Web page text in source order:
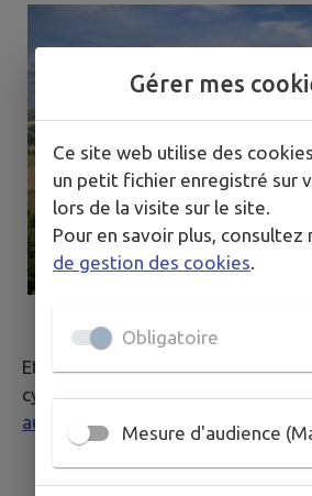
Et pour découvrir toutes les
cyclotourisme en Allier 👉https://
auvergne-tourisme.com/l'allier-
Gérer mes
Ce site web utilise des
un petit fichier enregistré sur
lors de la visite sur le site.
Pour en savoir plus, consultez
de gestion des cookies
Obligatoire
Mesure d'audience